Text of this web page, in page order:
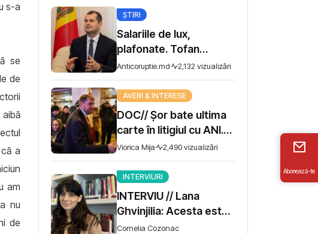
s-a
se
de
a
am
nu
de
ȘTIRI
Salariile de lux,
plafonate. Tofan
propune moratoriu
pentru prime și
bonusuri
Anticoruptie.md 2,132 vizualizări
AVERI & INTERESE
DOC// Șor bate ultima
carte în litigiul cu ANI.
Miza - 10 milioane de lei
Viorica Mija 2,490 vizualizări
INTERVIURI
INTERVIU // Lana
Ghvinjilia: Acesta este
și războiul nostru. Fără
Cornelia Cozonac
Abonează-te